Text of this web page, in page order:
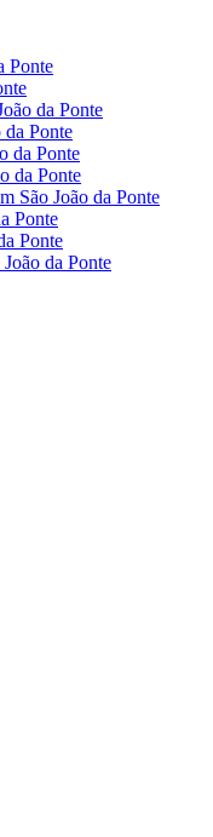
Ponte
da Ponte
da Ponte
da Ponte
da Ponte
São João da Ponte
Ponte
Ponte
João da Ponte